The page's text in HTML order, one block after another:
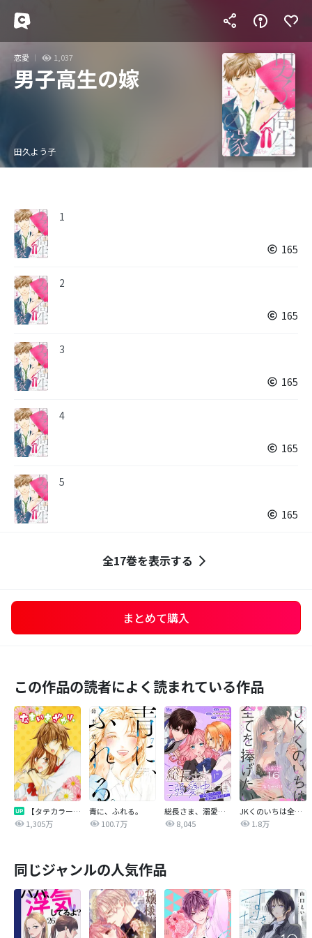
恋愛 1,037
男子高生の嫁
田久よう子
1
165
2
165
3
165
4
165
5
165
全17巻を表示する
まとめて購入
この作品の読者によく読まれている作品
【タテカラー版】なまいきざかり。
1,305万
青に、ふれる。
100.7万
総長さま、溺愛中につき。～最強イケメンと愛され寮生活！？～ 分冊版
8,045
JKくのいちは全てを捧げたい
1.8万
同じジャンルの人気作品